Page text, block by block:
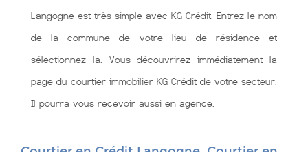
Langogne est très simple avec KG Crédit. Entrez le nom
de la commune de votre lieu de résidence et
sélectionnez la. Vous découvrirez immédiatement la
page du courtier immobilier KG Crédit de votre secteur.
Il pourra vous recevoir aussi en agence.